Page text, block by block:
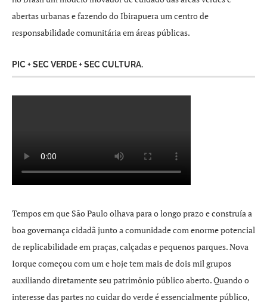
abertas urbanas e fazendo do Ibirapuera um centro de
responsabilidade comunitária em áreas públicas.
PIC + SEC VERDE + SEC CULTURA.
Tempos em que São Paulo olhava para o longo prazo e construía a
boa governança cidadã junto a comunidade com enorme potencial
de replicabilidade em praças, calçadas e pequenos parques. Nova
Iorque começou com um e hoje tem mais de dois mil grupos
auxiliando diretamente seu patrimônio público aberto. Quando o
interesse das partes no cuidar do verde é essencialmente público,